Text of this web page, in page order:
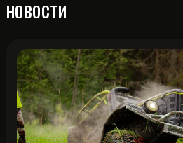
НОВОСТИ